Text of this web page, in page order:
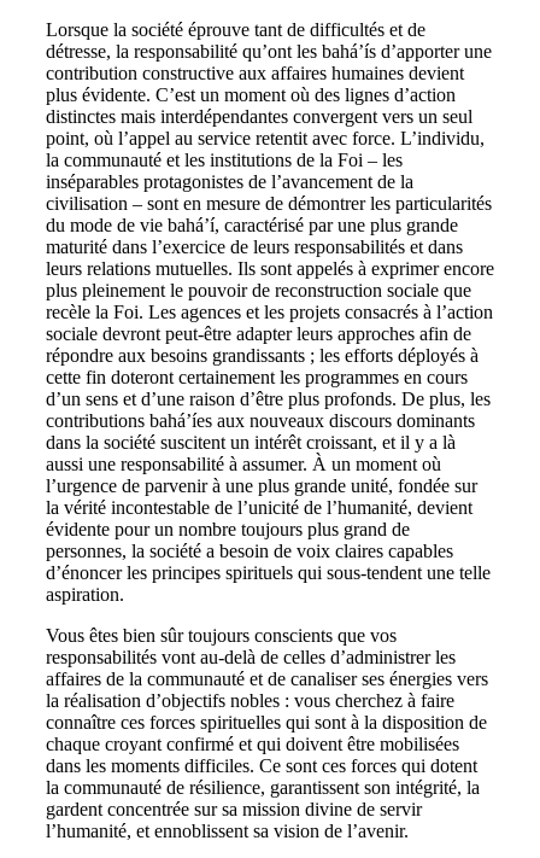
Lorsque la société éprouve tant de difficultés et de
détresse, la responsabilité qu’ont les bahá’ís d’apporter une
contribution constructive aux affaires humaines devient
plus évidente. C’est un moment où des lignes d’action
distinctes mais interdépendantes convergent vers un seul
point, où l’appel au service retentit avec force. L’individu,
la communauté et les institutions de la Foi – les
inséparables protagonistes de l’avancement de la
civilisation – sont en mesure de démontrer les particularités
du mode de vie bahá’í, caractérisé par une plus grande
maturité dans l’exercice de leurs responsabilités et dans
leurs relations mutuelles. Ils sont appelés à exprimer encore
plus pleinement le pouvoir de reconstruction sociale que
recèle la Foi. Les agences et les projets consacrés à l’action
sociale devront peut-être adapter leurs approches afin de
répondre aux besoins grandissants ; les efforts déployés à
cette fin doteront certainement les programmes en cours
d’un sens et d’une raison d’être plus profonds. De plus, les
contributions bahá’íes aux nouveaux discours dominants
dans la société suscitent un intérêt croissant, et il y a là
aussi une responsabilité à assumer. À un moment où
l’urgence de parvenir à une plus grande unité, fondée sur
la vérité incontestable de l’unicité de l’humanité, devient
évidente pour un nombre toujours plus grand de
personnes, la société a besoin de voix claires capables
d’énoncer les principes spirituels qui sous-tendent une telle
aspiration.
Vous êtes bien sûr toujours conscients que vos
responsabilités vont au-delà de celles d’administrer les
affaires de la communauté et de canaliser ses énergies vers
la réalisation d’objectifs nobles : vous cherchez à faire
connaître ces forces spirituelles qui sont à la disposition de
chaque croyant confirmé et qui doivent être mobilisées
dans les moments difficiles. Ce sont ces forces qui dotent
la communauté de résilience, garantissent son intégrité, la
gardent concentrée sur sa mission divine de servir
l’humanité, et ennoblissent sa vision de l’avenir.